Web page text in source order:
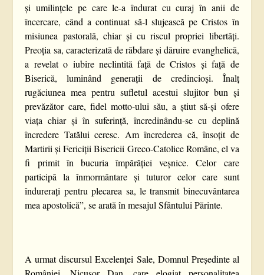
și umilințele pe care le-a îndurat cu curaj în anii de
încercare, când a continuat să-l slujească pe Cristos în
misiunea pastorală, chiar și cu riscul propriei libertăți.
Preoția sa, caracterizată de răbdare și dăruire evanghelică,
a revelat o iubire neclintită față de Cristos și față de
Biserică, luminând generații de credincioși. Înalț
rugăciunea mea pentru sufletul acestui slujitor bun și
prevăzător care, fidel motto-ului său, a știut să-și ofere
viața chiar și în suferință, încredinându-se cu deplină
încredere Tatălui ceresc. Am încrederea că, însoțit de
Martirii și Fericiții Bisericii Greco-Catolice Române, el va
fi primit în bucuria împărăției veșnice. Celor care
participă la înmormântare și tuturor celor care sunt
îndurerați pentru plecarea sa, le transmit binecuvântarea
mea apostolică”, se arată în mesajul Sfântului Părinte.
A urmat discursul Excelenței Sale, Domnul Președinte al